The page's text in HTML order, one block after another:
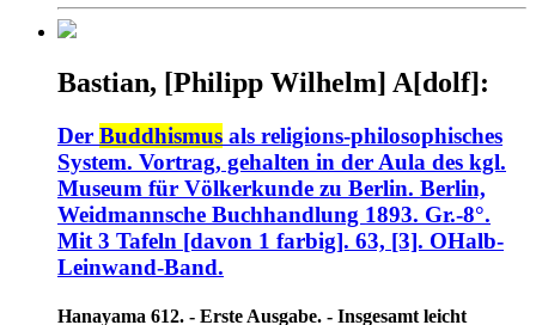
Bastian, [Philipp Wilhelm] A[dolf]:
Der Buddhismus als religions-philosophisches
System. Vortrag, gehalten in der Aula des kgl.
Museum für Völkerkunde zu Berlin. Berlin,
Weidmannsche Buchhandlung 1893. Gr.-8°.
Mit 3 Tafeln [davon 1 farbig]. 63, [3]. OHalb-
Leinwand-Band.
Hanayama 612. - Erste Ausgabe. - Insgesamt leicht